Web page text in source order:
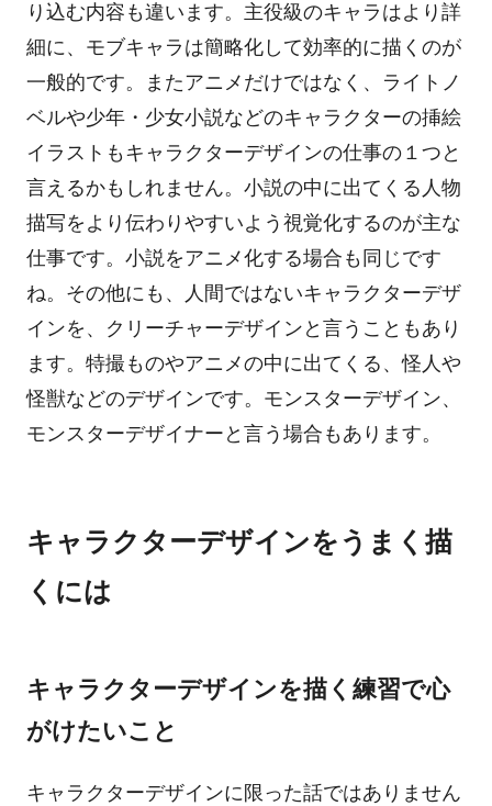
り込む内容も違います。主役級のキャラはより詳
細に、モブキャラは簡略化して効率的に描くのが
一般的です。またアニメだけではなく、ライトノ
ベルや少年・少女小説などのキャラクターの挿絵
イラストもキャラクターデザインの仕事の１つと
言えるかもしれません。小説の中に出てくる人物
描写をより伝わりやすいよう視覚化するのが主な
仕事です。小説をアニメ化する場合も同じです
ね。その他にも、人間ではないキャラクターデザ
インを、クリーチャーデザインと言うこともあり
ます。特撮ものやアニメの中に出てくる、怪人や
怪獣などのデザインです。モンスターデザイン、
モンスターデザイナーと言う場合もあります。
キャラクターデザインをうまく描
くには
キャラクターデザインを描く練習で心
がけたいこと
キャラクターデザインに限った話ではありません